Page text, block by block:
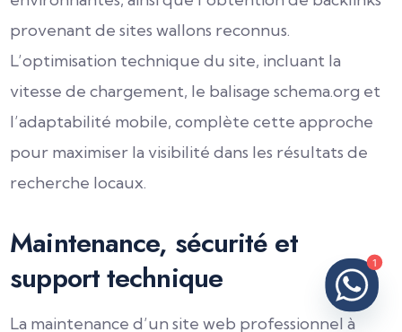
provenant de sites wallons reconnus.
L’optimisation technique du site, incluant la
vitesse de chargement, le balisage schema.org et
l’adaptabilité mobile, complète cette approche
pour maximiser la visibilité dans les résultats de
recherche locaux.
Maintenance, sécurité et
support technique
La maintenance d’un site web professionnel à
1